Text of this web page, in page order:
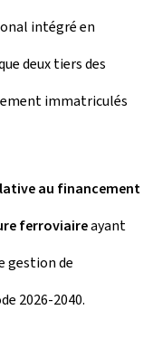
intégré en
deux tiers des
immatriculés
au financement
ferroviaireayant
gestion de
2026-2040.